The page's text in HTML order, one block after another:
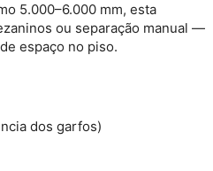
5.000–6.000 mm, esta
ou separação manual —
espaço no piso.
dos garfos)